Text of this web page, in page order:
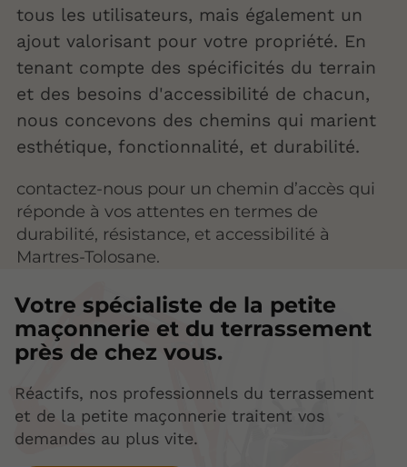
tous les utilisateurs, mais également un
ajout valorisant pour votre propriété. En
tenant compte des spécificités du terrain
et des besoins d'accessibilité de chacun,
nous concevons des chemins qui marient
esthétique, fonctionnalité, et durabilité.
contactez-nous pour un chemin d’accès qui
réponde à vos attentes en termes de
durabilité, résistance, et accessibilité à
Martres-Tolosane.
Votre spécialiste de la petite
maçonnerie et du terrassement
près de chez vous.
Réactifs, nos professionnels du terrassement
et de la petite maçonnerie traitent vos
demandes au plus vite.